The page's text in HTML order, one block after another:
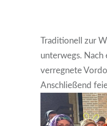
Traditionell zur
unterwegs. Nach
verregnete
Anschließend